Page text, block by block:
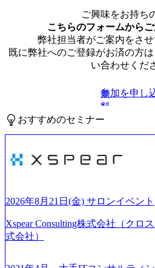
ご興味をお持ち
こちらのフォームから
弊社担当者がご案内をさせ
既に弊社へのご登録がお済の方
い合わせくだ
無
料
参加を申し
おすすめのセミナー
2026年8月21日(金) サロンイベント
Xspear Consulting株式会社（クロ
式会社）